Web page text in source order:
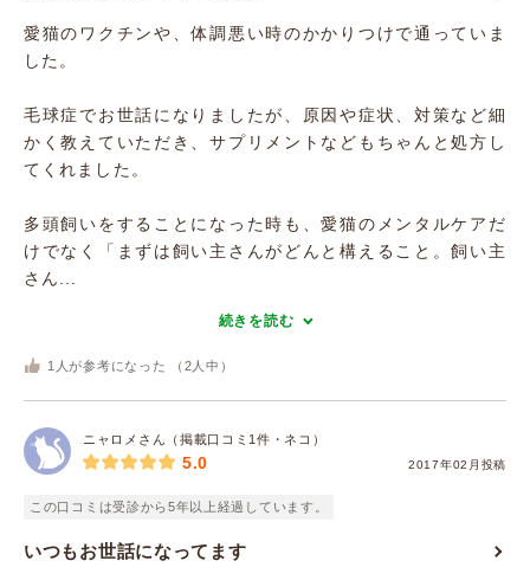
愛猫のワクチンや、体調悪い時のかかりつけで通っていま
した。
毛球症でお世話になりましたが、原因や症状、対策など細
かく教えていただき、サプリメントなどもちゃんと処方し
てくれました。
多頭飼いをすることになった時も、愛猫のメンタルケアだ
けでなく「まずは飼い主さんがどんと構えること。飼い主
さん...
続きを読む
1 人が参考になった （ 2 人中）
ニャロメさん（掲載口コミ1件・ネコ）
2017年02月投稿
5.0
この口コミは受診から5年以上経過しています。
いつもお世話になってます